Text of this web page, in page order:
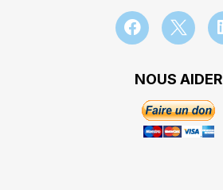
NOUS AIDER